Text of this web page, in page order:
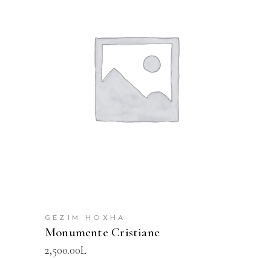
SHTOJE NË SHPORTË
GËZIM HOXHA
Monumente Cristiane
2,500.00L